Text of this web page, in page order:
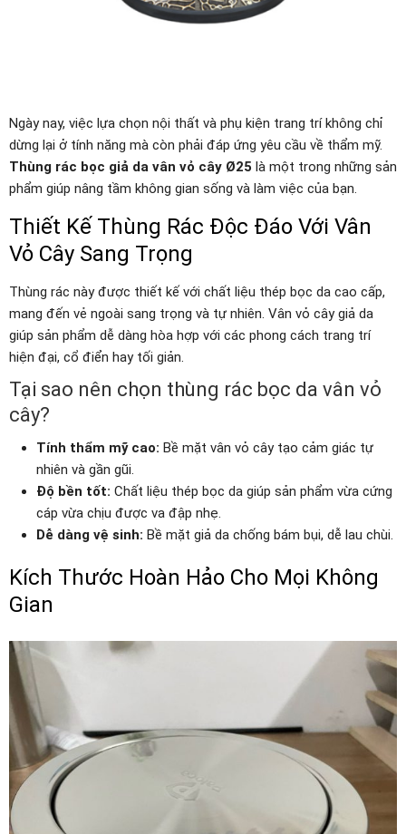
Ngày nay, việc lựa chọn nội thất và phụ kiện trang trí không chỉ
dừng lại ở tính năng mà còn phải đáp ứng yêu cầu về thẩm mỹ.
Thùng rác bọc giả da vân vỏ cây Ø25 là một trong những sản
phẩm giúp nâng tầm không gian sống và làm việc của bạn.
Thiết Kế Thùng Rác Độc Đáo Với Vân
Vỏ Cây Sang Trọng
Thùng rác này được thiết kế với chất liệu thép bọc da cao cấp,
mang đến vẻ ngoài sang trọng và tự nhiên. Vân vỏ cây giả da
giúp sản phẩm dễ dàng hòa hợp với các phong cách trang trí
hiện đại, cổ điển hay tối giản.
Tại sao nên chọn thùng rác bọc da vân vỏ
cây?
Tính thẩm mỹ cao: Bề mặt vân vỏ cây tạo cảm giác tự
nhiên và gần gũi.
Độ bền tốt: Chất liệu thép bọc da giúp sản phẩm vừa cứng
cáp vừa chịu được va đập nhẹ.
Dễ dàng vệ sinh: Bề mặt giả da chống bám bụi, dễ lau chùi.
Kích Thước Hoàn Hảo Cho Mọi Không
Gian